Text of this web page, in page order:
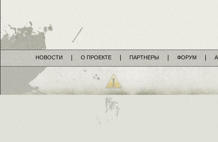
НОВОСТИ О ПРОЕКТЕ ПАРТНЕРЫ ФОРУМ